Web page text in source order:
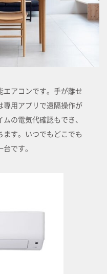
エアコンです。手が離せ
専用アプリで遠隔操作が
の電気代確認もでき、
す。いつでもどこでも
です。